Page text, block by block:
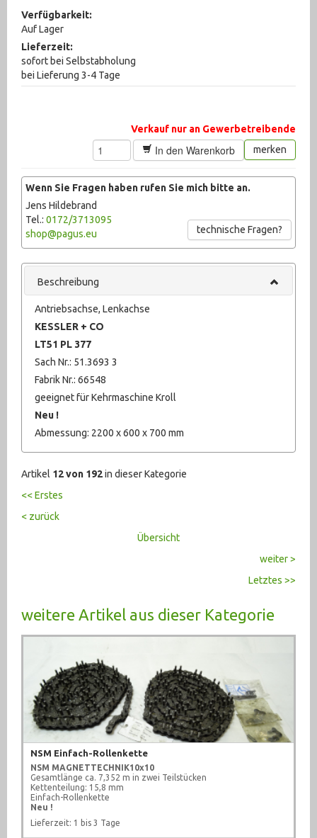
Recycling (1)
Schweißtechnik (210)
sonstige Maschinen (71)
Textilbearbeitung (10)
Ventile (708)
Werkstattausrüstung (924)
Werkzeug (678)
Verfügbarkeit:
Auf Lager
Lieferzeit:
sofort bei Selbstabholung
bei Lieferung 3-4 Tage
Verkauf nur an Gewerbetreibende
In den Warenkorb merken
Wenn Sie Fragen haben rufen Sie mich bitte an.
Jens Hildebrand
Tel.: 0172/3713095
shop@pagus.eu
technische Fragen?
Beschreibung
Antriebsachse, Lenkachse
KESSLER + CO
LT51 PL 377
Sach Nr.: 51.3693 3
Fabrik Nr.: 66548
geeignet für Kehrmaschine Kroll
Neu !
Abmessung: 2200 x 600 x 700 mm
Artikel 12 von 192in dieser Kategorie
<< Erstes
< zurück
Übersicht
weiter >
Letztes >>
weitere Artikel aus dieser Kategorie
NSM Einfach-Rollenkette
NSM MAGNETTECHNIK10x10
Gesamtlänge ca. 7,352 m in zwei Teilstücken
Kettenteilung: 15,8 mm
Einfach-Rollenkette
Neu !
Lieferzeit: 1 bis 3 Tage